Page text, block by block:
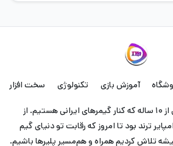
آموزش بازی تکنولوژی سخت افزار
ما در ایران موجو، بیش از ۱۰ ساله که کنار گیمرهای ایرانی هستیم. از
ترند بود تا امروز که رقابت تو دنیای گیم
تلاش کردیم همراه و هم‌مسیر پلیرها باشیم.